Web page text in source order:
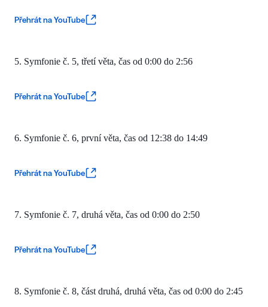
Přehrát na YouTube
5. Symfonie č. 5, třetí věta, čas od 0:00 do 2:56
Přehrát na YouTube
6. Symfonie č. 6, první věta, čas od 12:38 do 14:49
Přehrát na YouTube
7. Symfonie č. 7, druhá věta, čas od 0:00 do 2:50
Přehrát na YouTube
8. Symfonie č. 8, část druhá, druhá věta, čas od 0:00 do 2:45